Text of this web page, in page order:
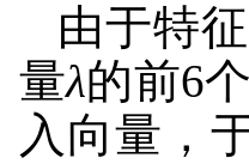
由于特
量λ的前6
入向量，